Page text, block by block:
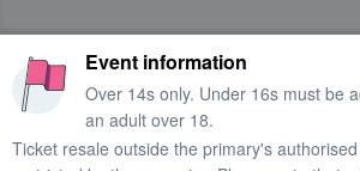
Event information
Over 14s only. Under 16s must be
an adult over 18.
Ticket resale outside the primary's